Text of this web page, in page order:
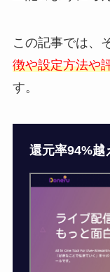
この記事では、
徴や設定方法や
す。
還元率94%越